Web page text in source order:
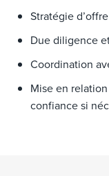
Stratégie
Due diligence
Coordination
Mise en
confiance si